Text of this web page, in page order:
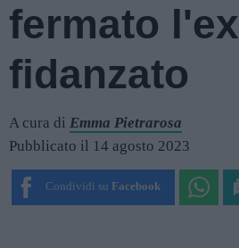
fermato l'ex
fidanzato
A cura di Emma Pietrarosa
Pubblicato il 14 agosto 2023
Condividi su Facebook